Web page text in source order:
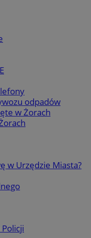
odpadów
w Żorach
w Urzędzie Miasta?